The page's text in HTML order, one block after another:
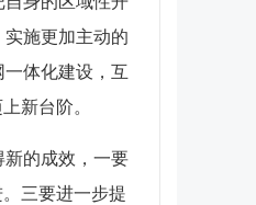
施更加主动的
体化建设，互
新台阶。
的成效，一要
三要进一步提